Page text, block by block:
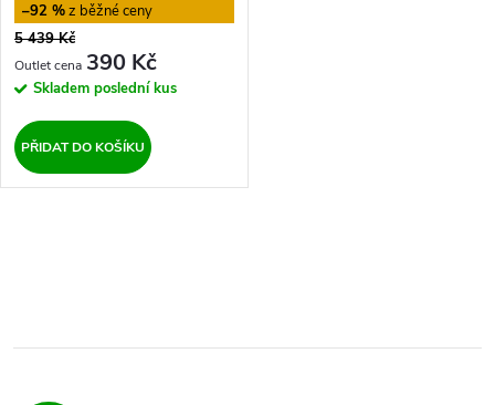
–92 %
5 439 Kč
390 Kč
Skladem poslední kus
PŘIDAT DO KOŠÍKU
l